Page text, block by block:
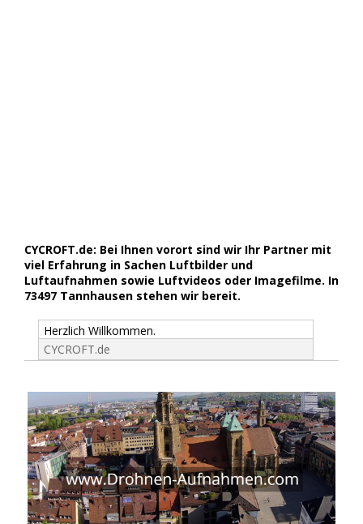
CYCROFT.de: Bei Ihnen vorort sind wir Ihr Partner mit
viel Erfahrung in Sachen Luftbilder und
Luftaufnahmen sowie Luftvideos oder Imagefilme. In
73497 Tannhausen stehen wir bereit.
Herzlich Willkommen.
CYCROFT.de